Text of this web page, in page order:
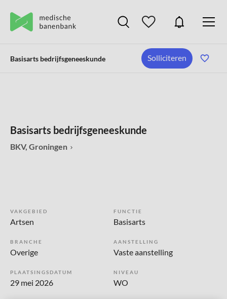
Basisarts bedrijfsgeneeskunde Solliciteren
Basisarts bedrijfsgeneeskunde
BKV, Groningen
VAKGEBIED
Artsen
FUNCTIE
Basisarts
BRANCHE
Overige
AANSTELLING
Vaste aanstelling
PLAATSINGSDATUM
29 mei 2026
NIVEAU
WO